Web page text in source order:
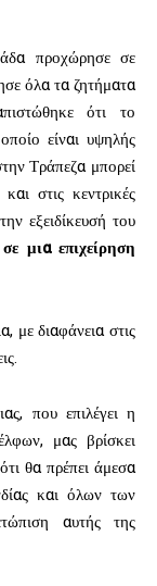
προχώρησε σε
όλα τα ζητήματα
ότι το
είναι υψηλής
Τράπεζα μπορεί
στις κεντρικές
εξειδίκευσή του
μια επιχείρηση
με διαφάνεια στις
που επιλέγει η
μας βρίσκει
θα πρέπει άμεσα
και όλων των
αυτής της